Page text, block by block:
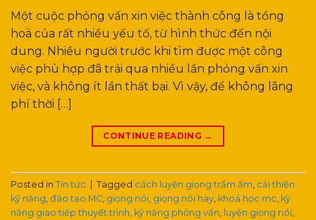
Một cuộc phỏng vấn xin việc thành công là tổng
hoà của rất nhiều yếu tố, từ hình thức đến nội
dung. Nhiều người trước khi tìm được một công
việc phù hợp đã trải qua nhiều lần phỏng vấn xin
việc, và không ít lần thất bại. Vì vậy, để không lãng
phí thời […]
CONTINUE READING →
Posted in Tin tức Tagged cách luyện giọng trầm ấm cải thiện
kỹ năng đào tạo MC giọng nói giọng nói hay khoá học mc kỹ
năng giao tiếp thuyết trình kỹ năng phỏng vấn luyện giọng nói